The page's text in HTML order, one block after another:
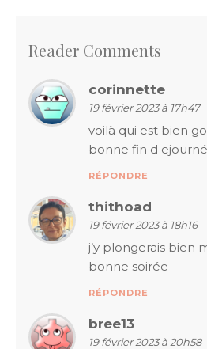
Reader Comments
corinnette
19 février 2023 à 17h47
voilà qui est bien
bonne fin d
RÉPONDRE
thithoad
19 février 2023 à 18h16
j’y plongerais bien
bonne soirée
RÉPONDRE
bree13
19 février 2023 à 20h58